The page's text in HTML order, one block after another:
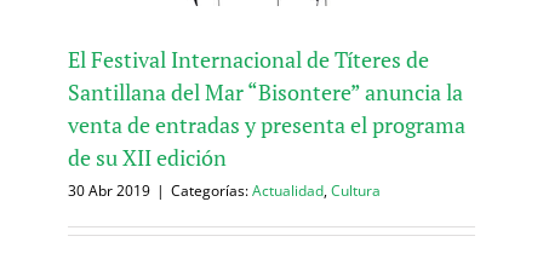
El Festival Internacional de Títeres de
Santillana del Mar “Bisontere” anuncia la
venta de entradas y presenta el programa
de su XII edición
30 Abr 2019 | Categorías:Actualidad,Cultura